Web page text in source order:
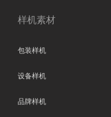
样机素材
包装样机
设备样机
品牌样机